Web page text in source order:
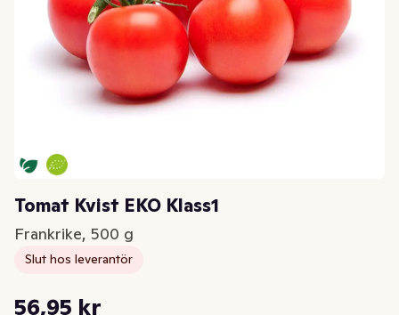
Tomat Kvist EKO Klass1
Frankrike, 500 g
Slut hos leverantör
56,95 kr
Styckpris: 113,90 kr /kg